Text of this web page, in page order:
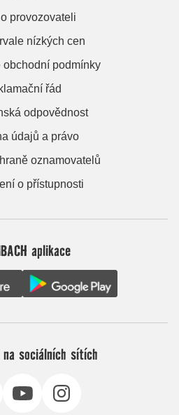
provozovateli
nízkých cen
obchodní podmínky
řád
odpovědnost
údajů a právo
oznamovatelů
o přístupnosti
aplikace
na sociálních sítích